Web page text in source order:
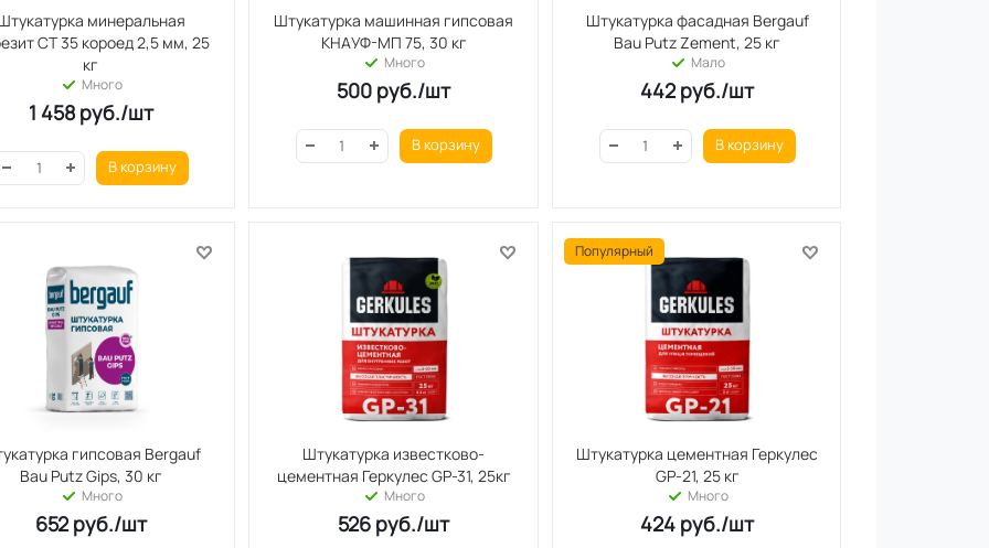
минеральная
СТ 35 короед 2,5 мм, 25
кг
Много
1 458руб./шт
В корзину
Штукатурка машинная гипсовая
КНАУФ-МП 75, 30 кг
Много
500 руб./шт
В корзину
Штукатурка фасадная Bergauf
Bau Putz Zement, 25 кг
Мало
442руб./шт
В корзину
гипсовая Bergauf
Bau Putz Gips, 30 кг
Много
652руб./шт
Штукатурка известково-
цементная Геркулес GP-31, 25кг
Много
526 руб./шт
Популярный
Штукатурка цементная Геркулес
GP-21, 25 кг
Много
424 руб./шт